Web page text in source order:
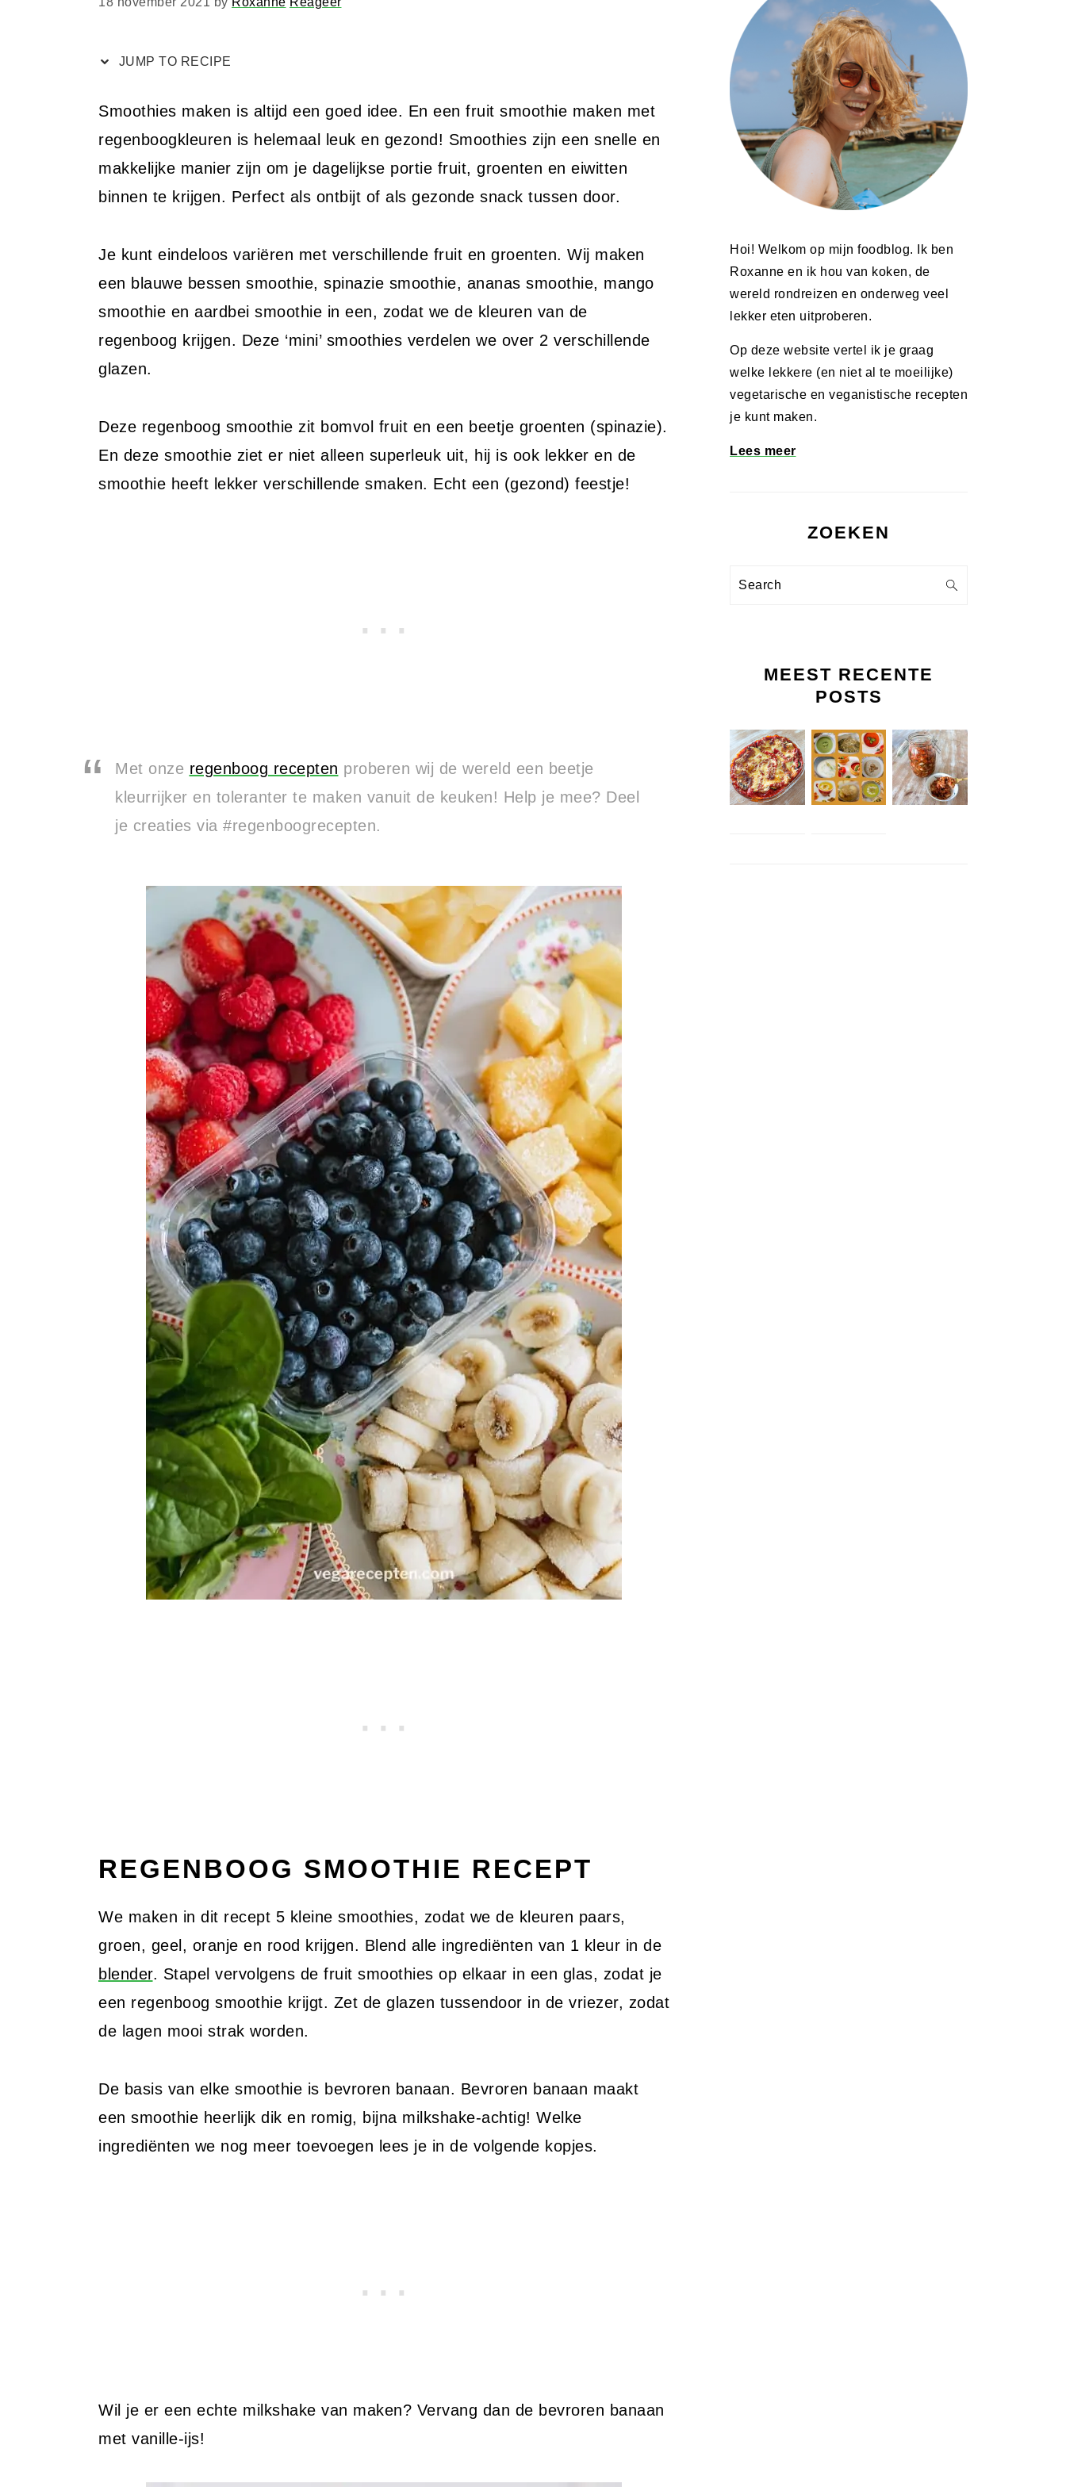
JUMP TO RECIPE
Smoothies maken is altijd een goed idee. En een fruit smoothie maken met
regenboogkleuren is helemaal leuk en gezond! Smoothies zijn een snelle en
makkelijke manier zijn om je dagelijkse portie fruit, groenten en eiwitten
binnen te krijgen. Perfect als ontbijt of als gezonde snack tussen door.
Je kunt eindeloos variëren met verschillende fruit en groenten. Wij maken
een blauwe bessen smoothie, spinazie smoothie, ananas smoothie, mango
smoothie en aardbei smoothie in een, zodat we de kleuren van de
regenboog krijgen. Deze ‘mini’ smoothies verdelen we over 2 verschillende
glazen.
Deze regenboog smoothie zit bomvol fruit en een beetje groenten (spinazie).
En deze smoothie ziet er niet alleen superleuk uit, hij is ook lekker en de
smoothie heeft lekker verschillende smaken. Echt een (gezond) feestje!
Met onze regenboog recepten proberen wij de wereld een beetje
kleurrijker en toleranter te maken vanuit de keuken! Help je mee? Deel
je creaties via #regenboogrecepten.
REGENBOOG SMOOTHIE RECEPT
We maken in dit recept 5 kleine smoothies, zodat we de kleuren paars,
groen, geel, oranje en rood krijgen. Blend alle ingrediënten van 1 kleur in de
blender. Stapel vervolgens de fruit smoothies op elkaar in een glas, zodat je
een regenboog smoothie krijgt. Zet de glazen tussendoor in de vriezer, zodat
de lagen mooi strak worden.
De basis van elke smoothie is bevroren banaan. Bevroren banaan maakt
een smoothie heerlijk dik en romig, bijna milkshake-achtig! Welke
ingrediënten we nog meer toevoegen lees je in de volgende kopjes.
Wil je er een echte milkshake van maken? Vervang dan de bevroren banaan
met vanille-ijs!
Hoi! Welkom op mijn foodblog. Ik ben
Roxanne en ik hou van koken, de
wereld rondreizen en onderweg veel
lekker eten uitproberen.
Op deze website vertel ik je graag
welke lekkere (en niet al te moeilijke)
vegetarische en veganistische recepten
je kunt maken.
Lees meer
ZOEKEN
Search
MEEST RECENTE
POSTS